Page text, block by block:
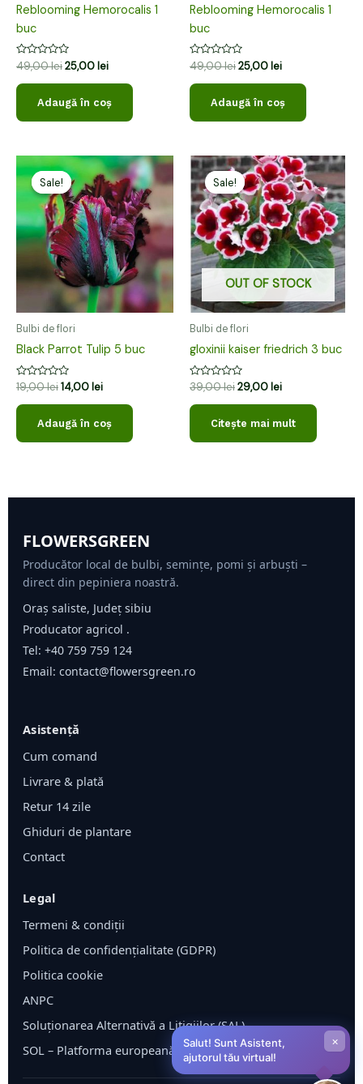
Reblooming Hemorocalis 1
buc
Evaluat
la
0
din
49,00lei25,00 lei
Adaugă în coș
Reblooming Hemorocalis 1
buc
Evaluat
la
0
din
49,00lei25,00 lei
Adaugă în coș
Sale!
Sale!
Bulbi de flori
Black Parrot Tulip 5 buc
Evaluat
0
19,00lei
Prețul
inițial
a
fost:
19,00 lei.
14,00 lei
Prețul
curent
este:
14,00 lei.
Adaugă în coș
Sale!
OUT OF STOCK
Sale!
Bulbi de flori
gloxinii kaiser friedrich 3 buc
Evaluat
0
39,00lei
Prețul
inițial
a
fost:
39,00 lei.
29,00 lei
Prețul
curent
este:
29,00 lei.
Citește mai mult
FLOWERSGREEN
Producător local de bulbi, semințe, pomi și arbuști –
direct din pepiniera noastră.
Oraș saliste, Județ sibiu
Producator agricol .
Tel: +40 759 759 124
Email: contact@flowersgreen.ro
Asistență
Cum comand
Livrare & plată
Retur 14 zile
Ghiduri de plantare
Contact
Legal
Termeni & condiții
Politica de confidențialitate (GDPR)
Politica cookie
ANPC
Soluționarea Alternativă a Litigiilor (SAL)
SOL – Platforma europeană ODRSalut! Sunt Asistent,
ajutorul tău virtual!
×